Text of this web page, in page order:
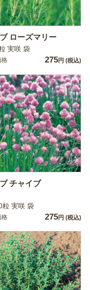
ローズマリー
実咲 袋
格 275円 (税込)
チャイブ
粒 実咲 袋
格 275円 (税込)